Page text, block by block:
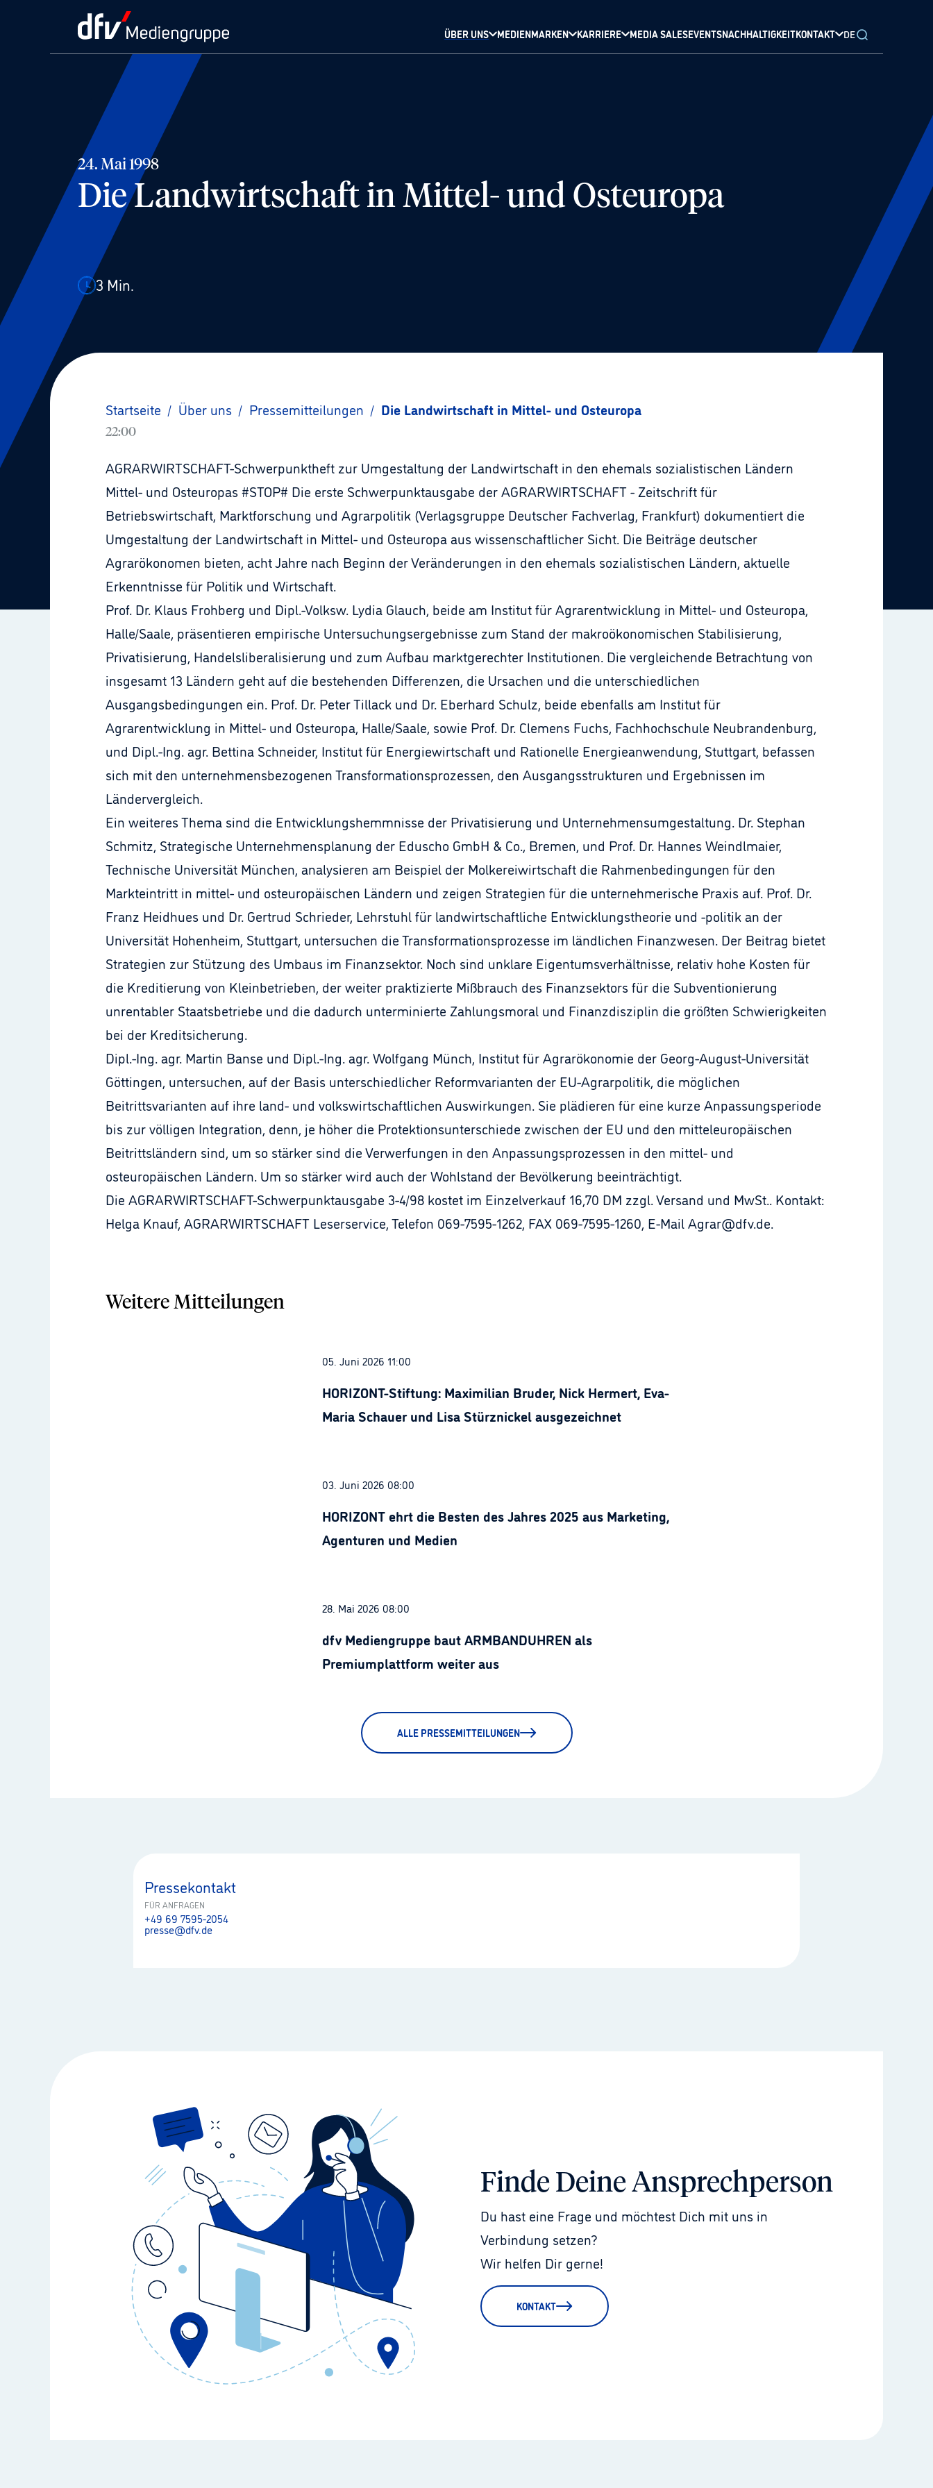
ÜBER UNS MEDIENMARKEN KARRIERE MEDIA SALESEVENTSNACHHALTIGKEITKONTAKT DE
24. Mai 1998
Die Landwirtschaft in Mittel- und Osteuropa
3 Min.
Startseite / Über uns / Pressemitteilungen / Die Landwirtschaft in Mittel- und Osteuropa
22:00
AGRARWIRTSCHAFT-Schwerpunktheft zur Umgestaltung der Landwirtschaft in den ehemals sozialistischen Ländern
Mittel- und Osteuropas #STOP# Die erste Schwerpunktausgabe der AGRARWIRTSCHAFT - Zeitschrift für
Betriebswirtschaft, Marktforschung und Agrarpolitik (Verlagsgruppe Deutscher Fachverlag, Frankfurt) dokumentiert die
Umgestaltung der Landwirtschaft in Mittel- und Osteuropa aus wissenschaftlicher Sicht. Die Beiträge deutscher
Agrarökonomen bieten, acht Jahre nach Beginn der Veränderungen in den ehemals sozialistischen Ländern, aktuelle
Erkenntnisse für Politik und Wirtschaft.
Prof. Dr. Klaus Frohberg und Dipl.-Volksw. Lydia Glauch, beide am Institut für Agrarentwicklung in Mittel- und Osteuropa,
Halle/Saale, präsentieren empirische Untersuchungsergebnisse zum Stand der makroökonomischen Stabilisierung,
Privatisierung, Handelsliberalisierung und zum Aufbau marktgerechter Institutionen. Die vergleichende Betrachtung von
insgesamt 13 Ländern geht auf die bestehenden Differenzen, die Ursachen und die unterschiedlichen
Ausgangsbedingungen ein. Prof. Dr. Peter Tillack und Dr. Eberhard Schulz, beide ebenfalls am Institut für
Agrarentwicklung in Mittel- und Osteuropa, Halle/Saale, sowie Prof. Dr. Clemens Fuchs, Fachhochschule Neubrandenburg,
und Dipl.-Ing. agr. Bettina Schneider, Institut für Energiewirtschaft und Rationelle Energieanwendung, Stuttgart, befassen
sich mit den unternehmensbezogenen Transformationsprozessen, den Ausgangsstrukturen und Ergebnissen im
Ländervergleich.
Ein weiteres Thema sind die Entwicklungshemmnisse der Privatisierung und Unternehmensumgestaltung. Dr. Stephan
Schmitz, Strategische Unternehmensplanung der Eduscho GmbH & Co., Bremen, und Prof. Dr. Hannes Weindlmaier,
Technische Universität München, analysieren am Beispiel der Molkereiwirtschaft die Rahmenbedingungen für den
Markteintritt in mittel- und osteuropäischen Ländern und zeigen Strategien für die unternehmerische Praxis auf. Prof. Dr.
Franz Heidhues und Dr. Gertrud Schrieder, Lehrstuhl für landwirtschaftliche Entwicklungstheorie und -politik an der
Universität Hohenheim, Stuttgart, untersuchen die Transformationsprozesse im ländlichen Finanzwesen. Der Beitrag bietet
Strategien zur Stützung des Umbaus im Finanzsektor. Noch sind unklare Eigentumsverhältnisse, relativ hohe Kosten für
die Kreditierung von Kleinbetrieben, der weiter praktizierte Mißbrauch des Finanzsektors für die Subventionierung
unrentabler Staatsbetriebe und die dadurch unterminierte Zahlungsmoral und Finanzdisziplin die größten Schwierigkeiten
bei der Kreditsicherung.
Dipl.-Ing. agr. Martin Banse und Dipl.-Ing. agr. Wolfgang Münch, Institut für Agrarökonomie der Georg-August-Universität
Göttingen, untersuchen, auf der Basis unterschiedlicher Reformvarianten der EU-Agrarpolitik, die möglichen
Beitrittsvarianten auf ihre land- und volkswirtschaftlichen Auswirkungen. Sie plädieren für eine kurze Anpassungsperiode
bis zur völligen Integration, denn, je höher die Protektionsunterschiede zwischen der EU und den mitteleuropäischen
Beitrittsländern sind, um so stärker sind die Verwerfungen in den Anpassungsprozessen in den mittel- und
osteuropäischen Ländern. Um so stärker wird auch der Wohlstand der Bevölkerung beeinträchtigt.
Die AGRARWIRTSCHAFT-Schwerpunktausgabe 3-4/98 kostet im Einzelverkauf 16,70 DM zzgl. Versand und MwSt.. Kontakt:
Helga Knauf, AGRARWIRTSCHAFT Leserservice, Telefon 069-7595-1262, FAX 069-7595-1260, E-Mail Agrar@dfv.de.
Weitere Mitteilungen
05. Juni 2026 11:00
HORIZONT-Stiftung: Maximilian Bruder, Nick Hermert, Eva-
Maria Schauer und Lisa Stürznickel ausgezeichnet
03. Juni 2026 08:00
HORIZONT ehrt die Besten des Jahres 2025 aus Marketing,
Agenturen und Medien
28. Mai 2026 08:00
dfv Mediengruppe baut ARMBANDUHREN als
Premiumplattform weiter aus
ALLE PRESSEMITTEILUNGEN
Pressekontakt
FÜR ANFRAGEN
+49 69 7595-2054
presse@dfv.de
Finde Deine Ansprechperson
Du hast eine Frage und möchtest Dich mit uns in
Verbindung setzen?
Wir helfen Dir gerne!
KONTAKT